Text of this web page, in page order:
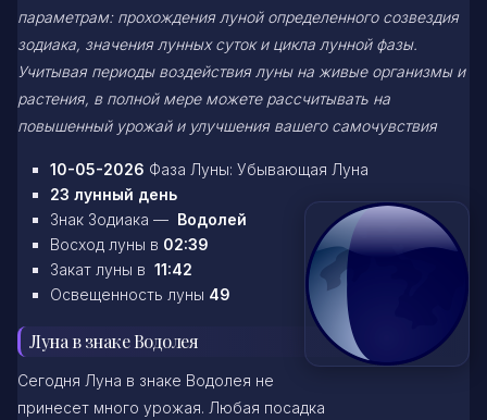
параметрам: прохождения луной определенного созвездия
зодиака, значения лунных суток и цикла лунной фазы.
Учитывая периоды воздействия луны на живые организмы и
растения, в полной мере можете рассчитывать на
повышенный урожай и улучшения вашего самочувствия
10-05-2026 Фаза Луны: Убывающая Луна
23 лунный день
Знак Зодиака — Водолей
Восход луны в 02:39
Закат луны в 11:42
Освещенность луны 49
Луна в знаке Водолея
Сегодня Луна в знаке Водолея не
принесет много урожая. Любая посадка